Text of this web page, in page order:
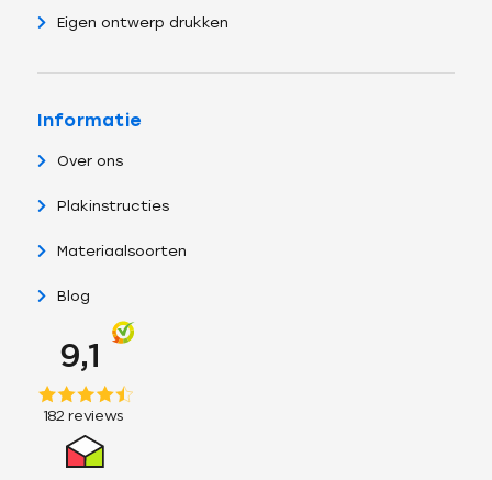
Eigen ontwerp drukken
Informatie
Over ons
Plakinstructies
Materiaalsoorten
Blog